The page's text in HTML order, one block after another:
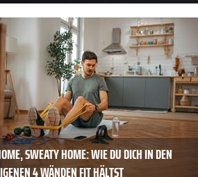
SWEATY HOME: WIE DU DICH IN DEN
4 WÄNDEN FIT HÄLTST